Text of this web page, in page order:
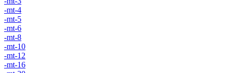
-mt-4
-mt-5
-mt-6
-mt-8
-mt-10
-mt-12
-mt-16